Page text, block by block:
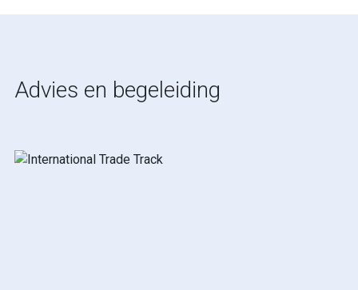
Advies en begeleiding